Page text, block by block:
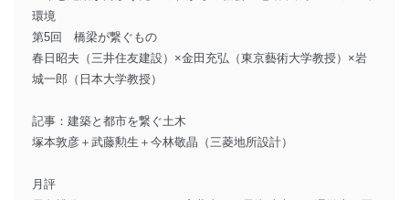
環境
第5回 橋梁が繋ぐもの
春日昭夫（三井住友建設）×金田充弘（東京藝術大学教授）×岩
城一郎（日本大学教授）
記事：建築と都市を繋ぐ土木
塚本敦彦＋武藤勲生＋今林敬晶（三菱地所設計）
月評